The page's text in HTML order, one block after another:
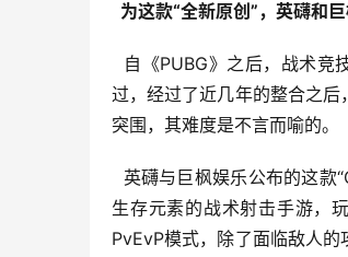
为这款“全新原创”，英礴和
自《PUBG》之后，战术竞
过，经过了近几年的整合之
突围，其难度是不言而喻的。
英礴与巨枫娱乐公布的这款
生存元素的战术射击手游，
PvEvP模式，除了面临敌人